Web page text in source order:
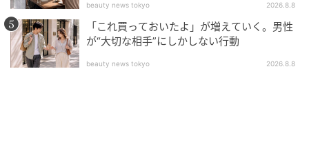
最後に
人はなぜ恋愛で相手を選ぶのか。
beauty news tokyo 2026.8.8
「これ買っておいたよ」が増えていく。男性
が“大切な相手”にしかしない行動
beauty news tokyo 2026.8.8